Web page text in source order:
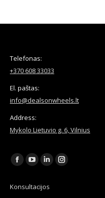
Telefonas:
+370 608 33033
El. paštas:
info@dealsonwheels.lt
Address:
Mykolo Lietuvio g. 6, Vilnius
Find us on:
Facebook
opens
YouTube
opens
Linkedin
opens
Instagram
Konsultacijos